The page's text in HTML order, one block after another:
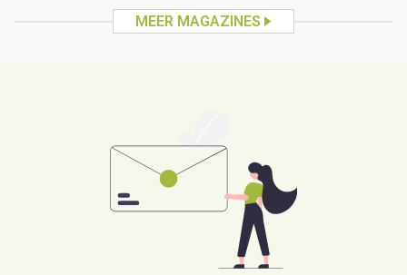
MEER MAGAZINES